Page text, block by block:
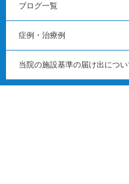
ブログ一覧
症例・治療例
当院の施設基準の届け出につい